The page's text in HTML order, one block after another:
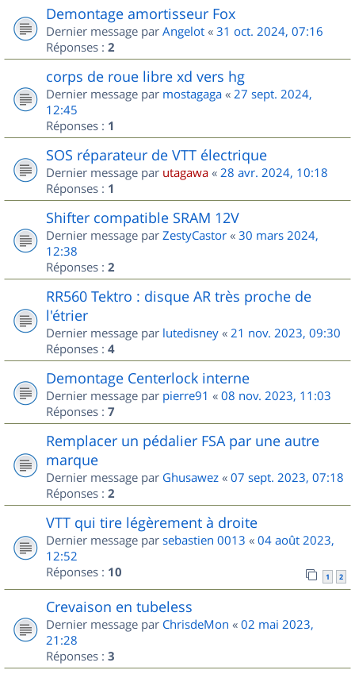
Demontage amortisseur Fox
Dernier message par Angelot « 31 oct. 2024, 07:16
Réponses : 2
corps de roue libre xd vers hg
Dernier message par mostagaga « 27 sept. 2024,
12:45
Réponses : 1
SOS réparateur de VTT électrique
Dernier message par utagawa « 28 avr. 2024, 10:18
Réponses : 1
Shifter compatible SRAM 12V
Dernier message par ZestyCastor « 30 mars 2024,
12:38
Réponses : 2
RR560 Tektro : disque AR très proche de
l'étrier
Dernier message par lutedisney « 21 nov. 2023, 09:30
Réponses : 4
Demontage Centerlock interne
Dernier message par pierre91 « 08 nov. 2023, 11:03
Réponses : 7
Remplacer un pédalier FSA par une autre
marque
Dernier message par Ghusawez « 07 sept. 2023, 07:18
Réponses : 2
VTT qui tire légèrement à droite
Dernier message par sebastien 0013 « 04 août 2023,
12:52
Réponses : 10 1 2
Crevaison en tubeless
Dernier message par ChrisdeMon « 02 mai 2023,
21:28
Réponses : 3